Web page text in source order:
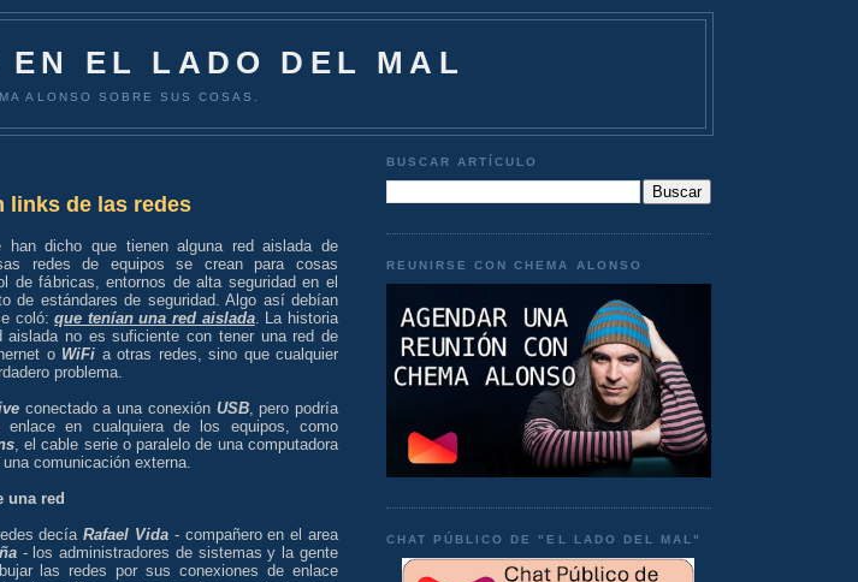
EN EL LADO DEL MAL
ALONSO SOBRE SUS COSAS.
links de las redes
dicho que tienen alguna red aislada de
redes de equipos se crean para cosas
de fábricas, entornos de alta seguridad en el
de estándares de seguridad. Algo así debían
coló:que tenían una red aislada. La historia
aislada no es suficiente con tener una red de
o WiFi a otras redes, sino que cualquier
problema.
conectado a una conexión USB, pero podría
en cualquiera de los equipos, como
, el cable serie o paralelo de una computadora
comunicación externa.
una red
decíaRafael Vida- compañero en el area
- los administradores de sistemas y la gente
las redes por sus conexiones de enlace
BUSCAR ARTÍCULO
REUNIRSE CON CHEMA ALONSO
CHAT PÚBLICO DE "EL LADO DEL MAL"